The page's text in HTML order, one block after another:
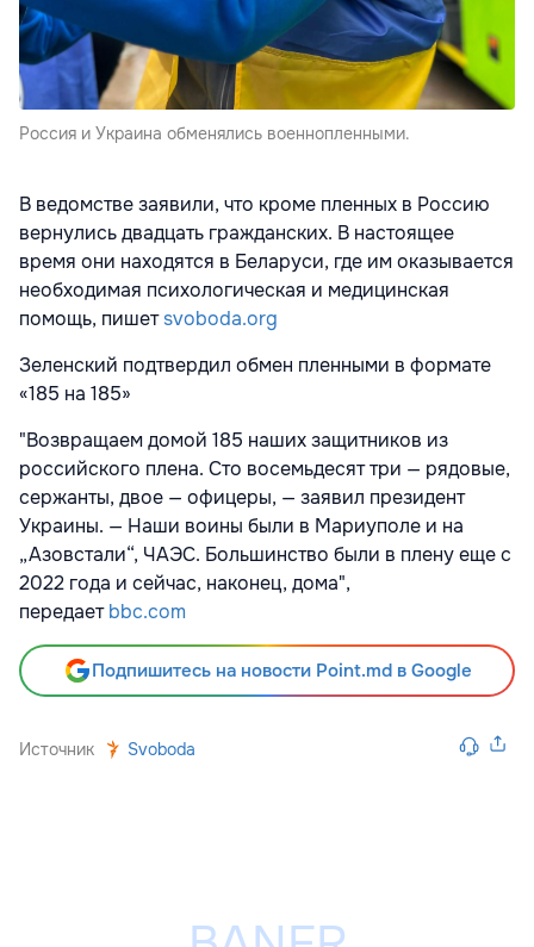
Россия и Украина обменялись военнопленными.
В ведомстве заявили, что кроме пленных в Россию
вернулись двадцать гражданских. В настоящее
время они находятся в Беларуси, где им оказывается
необходимая психологическая и медицинская
помощь, пишетsvoboda.org
Зеленский подтвердил обмен пленными в формате
«185 на 185»
"Возвращаем домой 185 наших защитников из
российского плена. Сто восемьдесят три — рядовые,
сержанты, двое — офицеры, — заявил президент
Украины. — Наши воины были в Мариуполе и на
„Азовстали“, ЧАЭС. Большинство были в плену еще с
2022 года и сейчас, наконец, дома",
передаетbbc.com
Подпишитесь на новости Point.md в Google
Источник Svoboda